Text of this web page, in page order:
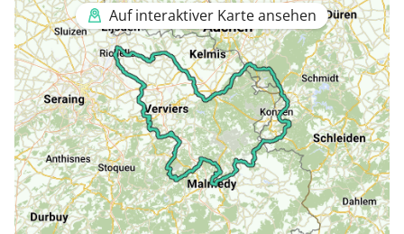
Auf interaktiver Karte ansehen